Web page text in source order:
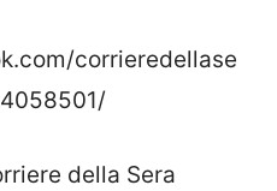
corrieredellase
della Sera